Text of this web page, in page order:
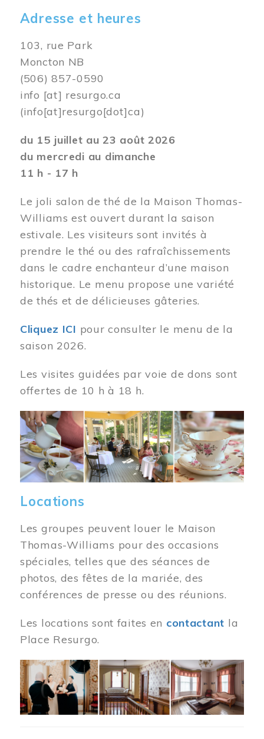
Adresse et heures
103, rue Park
Moncton NB
(506) 857-0590
info [at] resurgo.ca
(info[at]resurgo[dot]ca)
du 15 juillet au 23 août 2026
du mercredi au dimanche
11 h - 17 h
Le joli salon de thé de la Maison Thomas-
Williams est ouvert durant la saison
estivale. Les visiteurs sont invités à
prendre le thé ou des rafraîchissements
dans le cadre enchanteur d’une maison
historique. Le menu propose une variété
de thés et de délicieuses gâteries.
Cliquez ICI pour consulter le menu de la
saison 2026.
Les visites guidées par voie de dons sont
offertes de 10 h à 18 h.
Image
Locations
Les groupes peuvent louer le Maison
Thomas-Williams pour des occasions
spéciales, telles que des séances de
photos, des fêtes de la mariée, des
conférences de presse ou des réunions.
Les locations sont faites en contactant la
Place Resurgo.
Image